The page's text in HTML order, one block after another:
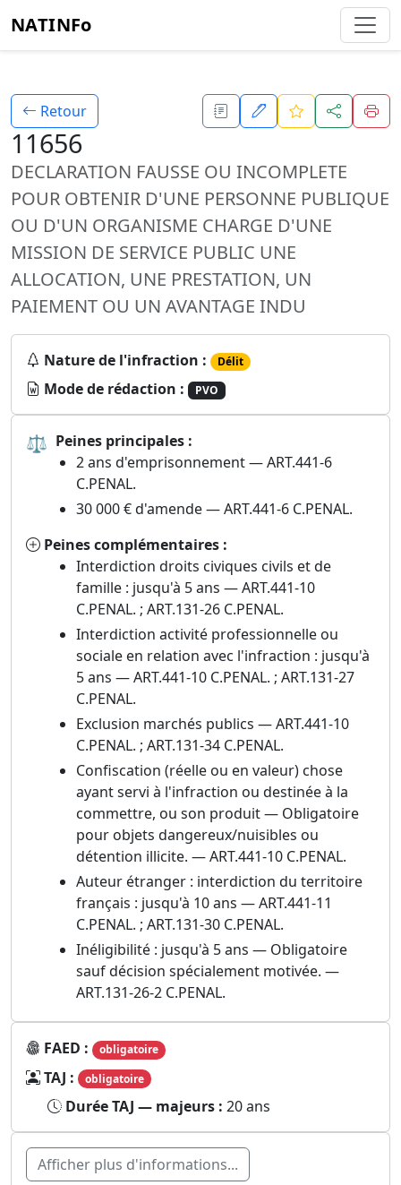
NATINFo
Retour
11656
DECLARATION FAUSSE OU INCOMPLETE
POUR OBTENIR D'UNE PERSONNE PUBLIQUE
OU D'UN ORGANISME CHARGE D'UNE
MISSION DE SERVICE PUBLIC UNE
ALLOCATION, UNE PRESTATION, UN
PAIEMENT OU UN AVANTAGE INDU
Nature de l'infraction : Délit
Mode de rédaction : PVO
⚖ Peines principales :
2 ans d'emprisonnement — ART.441-6
C.PENAL.
30 000 € d'amende — ART.441-6 C.PENAL.
Peines complémentaires :
Interdiction droits civiques civils et de
famille : jusqu'à 5 ans — ART.441-10
C.PENAL. ; ART.131-26 C.PENAL.
Interdiction activité professionnelle ou
sociale en relation avec l'infraction : jusqu'à
5 ans — ART.441-10 C.PENAL. ; ART.131-27
C.PENAL.
Exclusion marchés publics — ART.441-10
C.PENAL. ; ART.131-34 C.PENAL.
Confiscation (réelle ou en valeur) chose
ayant servi à l'infraction ou destinée à la
commettre, ou son produit — Obligatoire
pour objets dangereux/nuisibles ou
détention illicite. — ART.441-10 C.PENAL.
Auteur étranger : interdiction du territoire
français : jusqu'à 10 ans — ART.441-11
C.PENAL. ; ART.131-30 C.PENAL.
Inéligibilité : jusqu'à 5 ans — Obligatoire
sauf décision spécialement motivée. —
ART.131-26-2 C.PENAL.
FAED : obligatoire
TAJ : obligatoire
Durée TAJ — majeurs : 20 ans
Afficher plus d'informations...